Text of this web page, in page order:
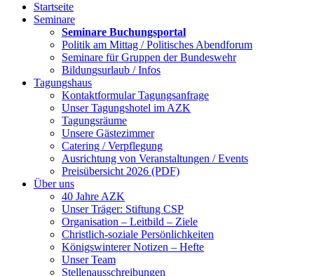
Startseite
Seminare
Seminare Buchungsportal
Politik am Mittag / Politisches Abendforum
Seminare für Gruppen der Bundeswehr
Bildungsurlaub / Infos
Tagungshaus
Kontaktformular Tagungsanfrage
Unser Tagungshotel im AZK
Tagungsräume
Unsere Gästezimmer
Catering / Verpflegung
Ausrichtung von Veranstaltungen / Events
Preisübersicht 2026 (PDF)
Über uns
40 Jahre AZK
Unser Träger: Stiftung CSP
Organisation – Leitbild – Ziele
Christlich-soziale Persönlichkeiten
Königswinterer Notizen – Hefte
Unser Team
Stellenausschreibungen